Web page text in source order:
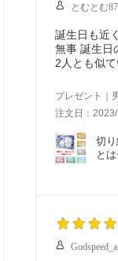
とむとむ
誕生日も近
無事 誕生日
2人とも似
スゴいです
プレゼント｜
注文日：
切
と